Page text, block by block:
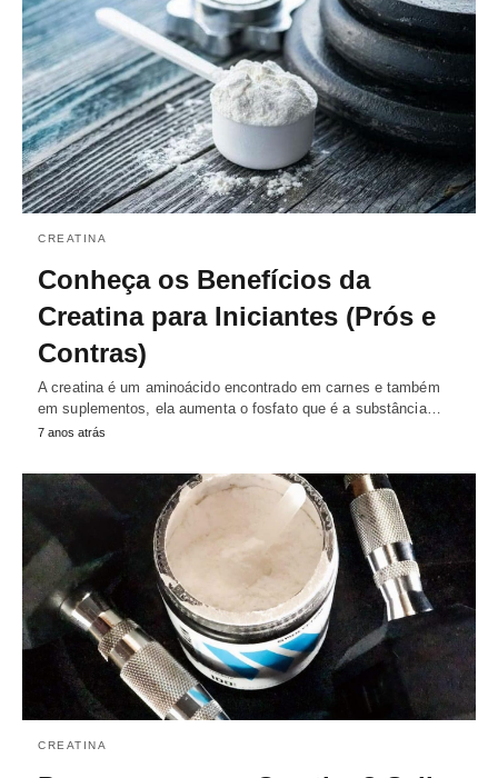
CREATINA
Conheça os Benefícios da
Creatina para Iniciantes (Prós e
Contras)
A creatina é um aminoácido encontrado em carnes e também
em suplementos, ela aumenta o fosfato que é a substância…
7 anos atrás
CREATINA